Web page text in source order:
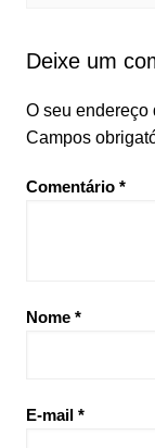
Deixe um
O seu endereço
Campos
Comentário *
Nome *
E-mail *